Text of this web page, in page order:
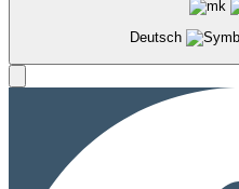
Deutsch